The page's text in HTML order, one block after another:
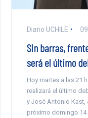
Diario UCHILE
Sin barras,
será el último
Hoy martes a las 21
realizará el último
y José Antonio Kast,
próximo domingo 14